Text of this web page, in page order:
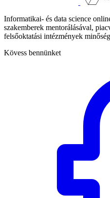
Informatikai- és data science
szakemberek mentorálásával,
felsőoktatási intézmények
Kövess bennünket